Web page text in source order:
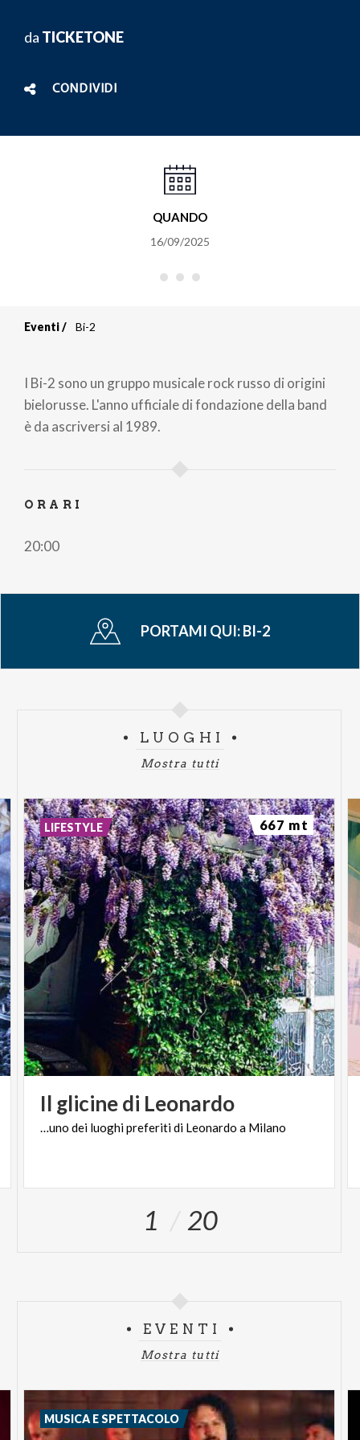
da TICKETONE
CONDIVIDI
QUANDO
16/09/2025
di
pane
Eventi Bi-2
I Bi-2 sono un gruppo musicale rock russo di origini
bielorusse. L'anno ufficiale di fondazione della band
è da ascriversi al 1989.
ORARI
20:00
PORTAMI QUI:BI-2
LUOGHI
Mostra tutti
Il glicinedi Leonardo
…uno dei luoghipreferitidi Leonardo a Milano
LIFESTYLE 667 mt
1 20
EVENTI
Mostra tutti
MUSICA E SPETTACOLO